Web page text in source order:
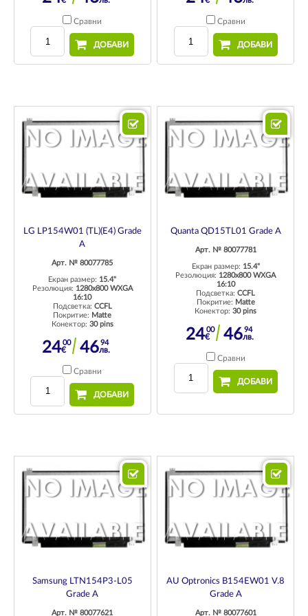
Сравни
ДОБАВИ
Сравни
ДОБАВИ
LG LP154W01 (TL)(E4) Grade
A
Арт. № 80077785
Екран размер: 15.4"
Резолюция: 1280x800 WXGA
16:10
Подсветка: CCFL
Покритие: Matte
Конектор: 30 pins
2400
€ 4694
лв.
Сравни
ДОБАВИ
Quanta QD15TL01 Grade A
Арт. № 80077781
Екран размер: 15.4"
Резолюция: 1280x800 WXGA
16:10
Подсветка:CCFL
Покритие: Matte
Конектор:30 pins
2400
€ 4694
лв.
Сравни
ДОБАВИ
Samsung LTN154P3-L05
Grade A
Арт. № 80077621
AU Optronics B154EW01 V.8
Grade A
Арт. № 80077601